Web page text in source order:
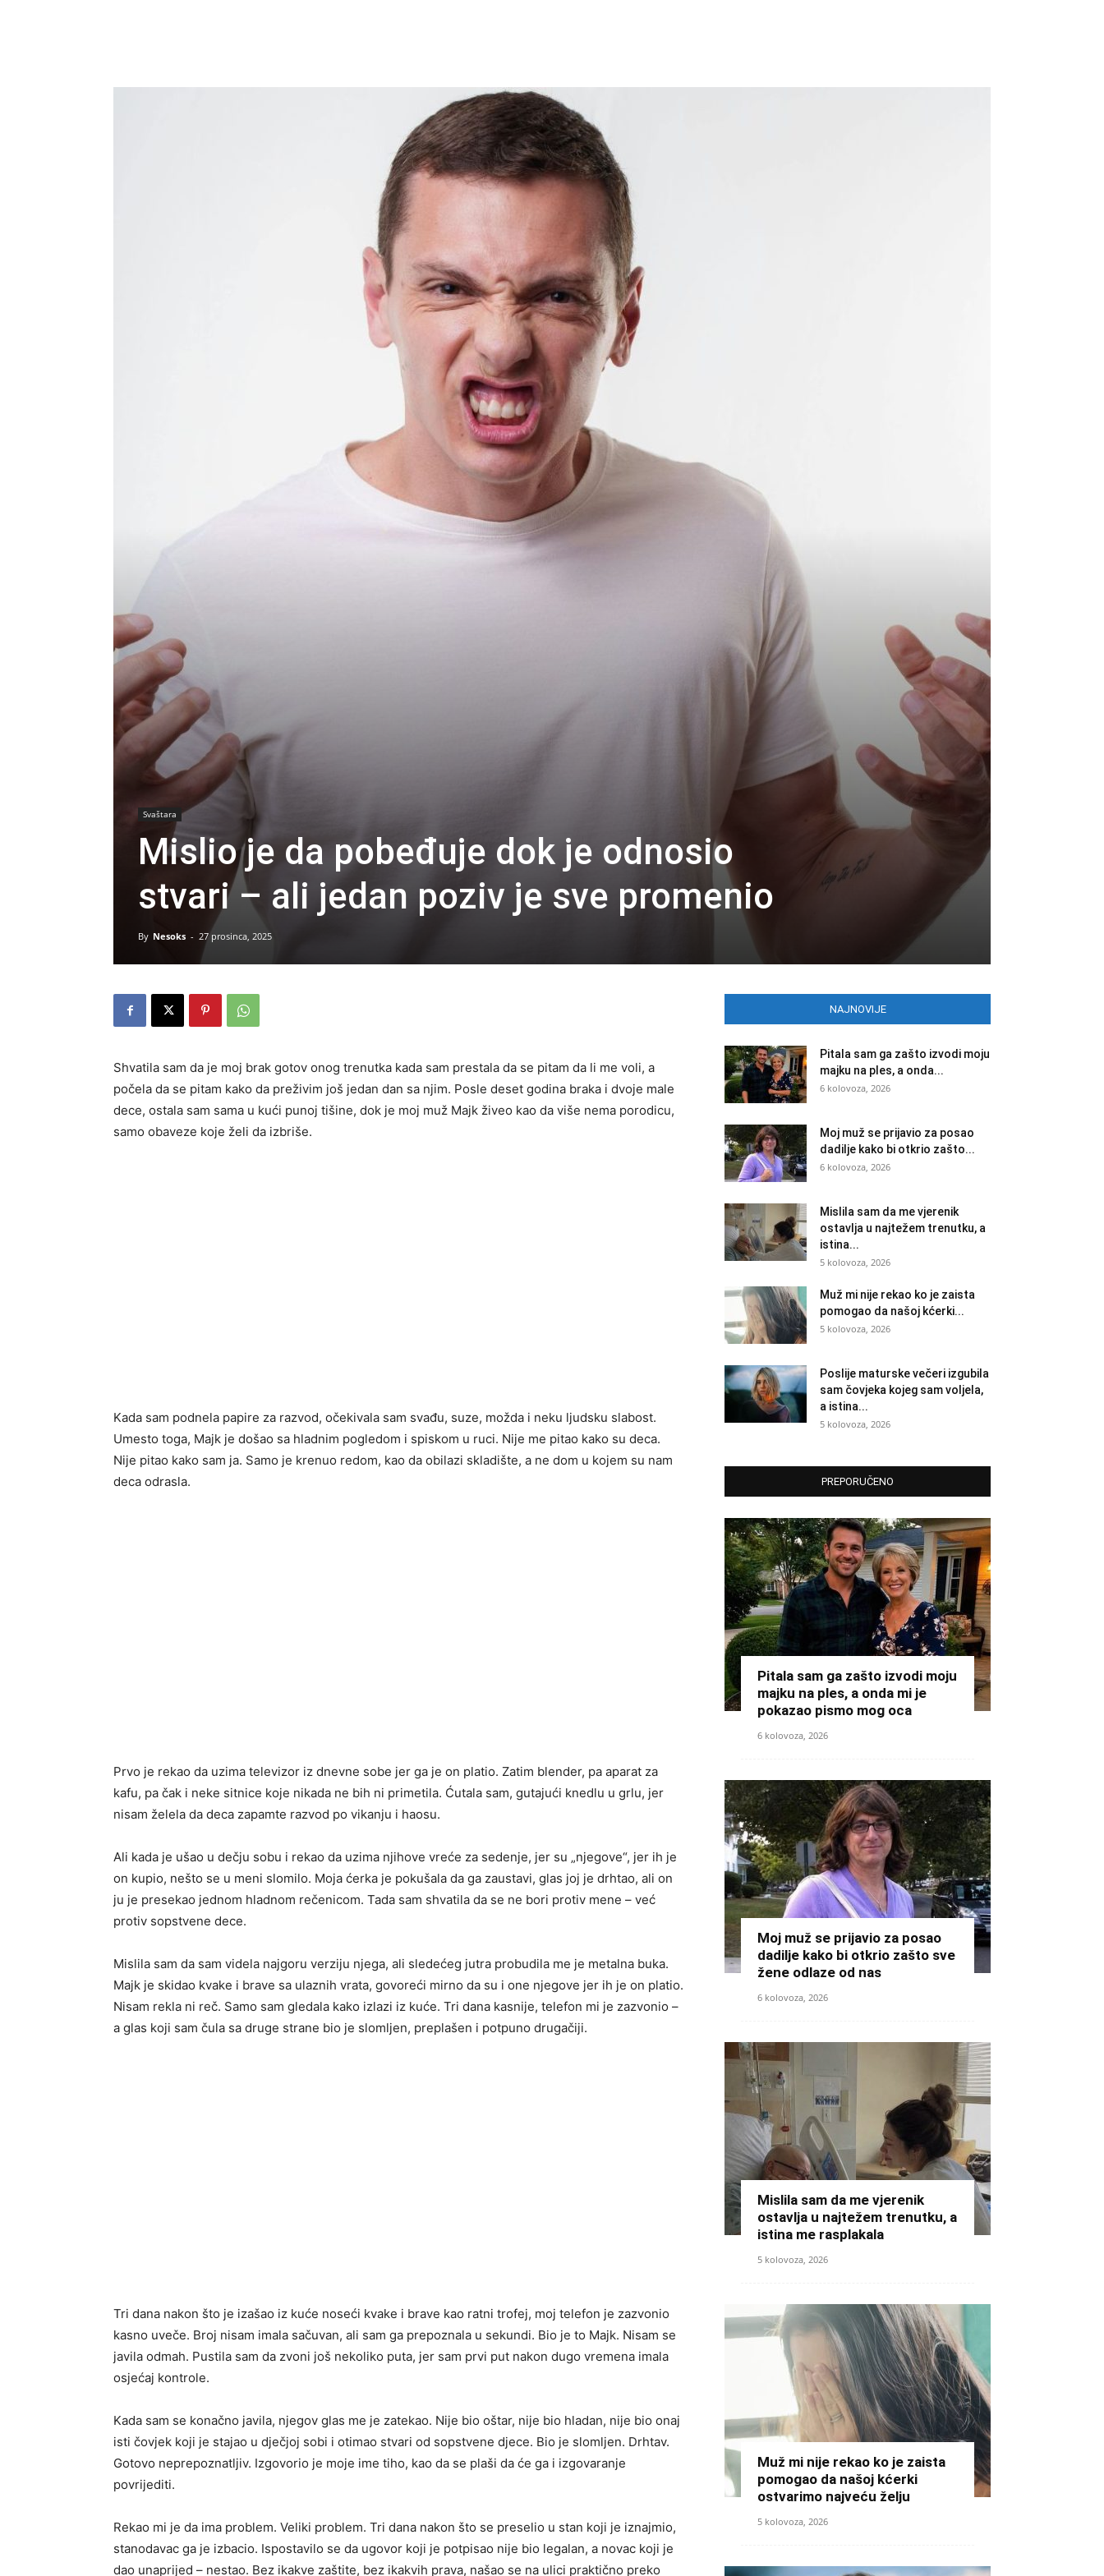
Svaštara
Mislio je da pobeđuje dok je odnosio
stvari – ali jedan poziv je sve promenio
By Nesoks - 27 prosinca, 2025
Shvatila sam da je moj brak gotov onog trenutka kada sam prestala da se pitam da li me voli, a
počela da se pitam kako da preživim još jedan dan sa njim. Posle deset godina braka i dvoje male
dece, ostala sam sama u kući punoj tišine, dok je moj muž Majk živeo kao da više nema porodicu,
samo obaveze koje želi da izbriše.
Kada sam podnela papire za razvod, očekivala sam svađu, suze, možda i neku ljudsku slabost.
Umesto toga, Majk je došao sa hladnim pogledom i spiskom u ruci. Nije me pitao kako su deca.
Nije pitao kako sam ja. Samo je krenuo redom, kao da obilazi skladište, a ne dom u kojem su nam
deca odrasla.
Prvo je rekao da uzima televizor iz dnevne sobe jer ga je on platio. Zatim blender, pa aparat za
kafu, pa čak i neke sitnice koje nikada ne bih ni primetila. Ćutala sam, gutajući knedlu u grlu, jer
nisam želela da deca zapamte razvod po vikanju i haosu.
Ali kada je ušao u dečju sobu i rekao da uzima njihove vreće za sedenje, jer su „njegove“, jer ih je
on kupio, nešto se u meni slomilo. Moja ćerka je pokušala da ga zaustavi, glas joj je drhtao, ali on
ju je presekao jednom hladnom rečenicom. Tada sam shvatila da se ne bori protiv mene – već
protiv sopstvene dece.
Mislila sam da sam videla najgoru verziju njega, ali sledećeg jutra probudila me je metalna buka.
Majk je skidao kvake i brave sa ulaznih vrata, govoreći mirno da su i one njegove jer ih je on platio.
Nisam rekla ni reč. Samo sam gledala kako izlazi iz kuće. Tri dana kasnije, telefon mi je zazvonio –
a glas koji sam čula sa druge strane bio je slomljen, preplašen i potpuno drugačiji.
Tri dana nakon što je izašao iz kuće noseći kvake i brave kao ratni trofej, moj telefon je zazvonio
kasno uveče. Broj nisam imala sačuvan, ali sam ga prepoznala u sekundi. Bio je to Majk. Nisam se
javila odmah. Pustila sam da zvoni još nekoliko puta, jer sam prvi put nakon dugo vremena imala
osjećaj kontrole.
Kada sam se konačno javila, njegov glas me je zatekao. Nije bio oštar, nije bio hladan, nije bio onaj
isti čovjek koji je stajao u dječjoj sobi i otimao stvari od sopstvene djece. Bio je slomljen. Drhtav.
Gotovo neprepoznatljiv. Izgovorio je moje ime tiho, kao da se plaši da će ga i izgovaranje
povrijediti.
Rekao mi je da ima problem. Veliki problem. Tri dana nakon što se preselio u stan koji je iznajmio,
stanodavac ga je izbacio. Ispostavilo se da ugovor koji je potpisao nije bio legalan, a novac koji je
dao unaprijed – nestao. Bez ikakve zaštite, bez ikakvih prava, našao se na ulici praktično preko
NAJNOVIJE
Pitala sam ga zašto izvodi moju
majku na ples, a onda...
6 kolovoza, 2026
Moj muž se prijavio za posao
dadilje kako bi otkrio zašto...
6 kolovoza, 2026
Mislila sam da me vjerenik
ostavlja u najtežem trenutku, a
istina...
5 kolovoza, 2026
Muž mi nije rekao ko je zaista
pomogao da našoj kćerki...
5 kolovoza, 2026
Poslije maturske večeri izgubila
sam čovjeka kojeg sam voljela,
a istina...
5 kolovoza, 2026
PREPORUČENO
Pitala sam ga zašto izvodi moju
majku na ples, a onda mi je
pokazao pismo mog oca
6 kolovoza, 2026
Moj muž se prijavio za posao
dadilje kako bi otkrio zašto sve
žene odlaze od nas
6 kolovoza, 2026
Mislila sam da me vjerenik
ostavlja u najtežem trenutku, a
istina me rasplakala
5 kolovoza, 2026
Muž mi nije rekao ko je zaista
pomogao da našoj kćerki
ostvarimo najveću želju
5 kolovoza, 2026